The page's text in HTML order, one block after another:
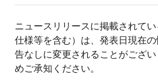
ニュースリリースに掲載されてい
仕様等を含む）は、発表日現在
告なしに変更されることがござ
めご承知ください。